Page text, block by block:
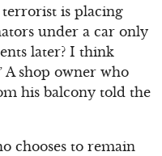
is placing
under a car only
later? I think
A shop owner who
his balcony told the
chooses to remain